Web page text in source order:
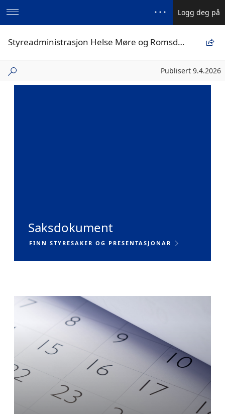
Logg deg på
Styreadministrasjon Helse Møre og Romsdal HF 
Publisert 9.4.2026
Saksdokument
FINN STYRESAKER OG PRESENTASJONAR 